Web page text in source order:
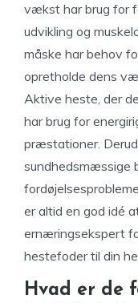
vækst har brug for
udvikling og
måske har behov
opretholde dens
Aktive heste, der
har brug for
præstationer.
sundhedsmæssige
er altid en god idé
ernæringsekspert
hestefoder til din
Hvad er de